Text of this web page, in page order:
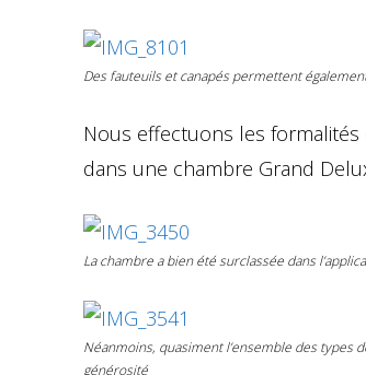
Des fauteuils et canapés permettent
Nous effectuons les
dans une chambre Grand
La chambre a bien été surclassée dans
Néanmoins, quasiment l’ensemble des types
générosité